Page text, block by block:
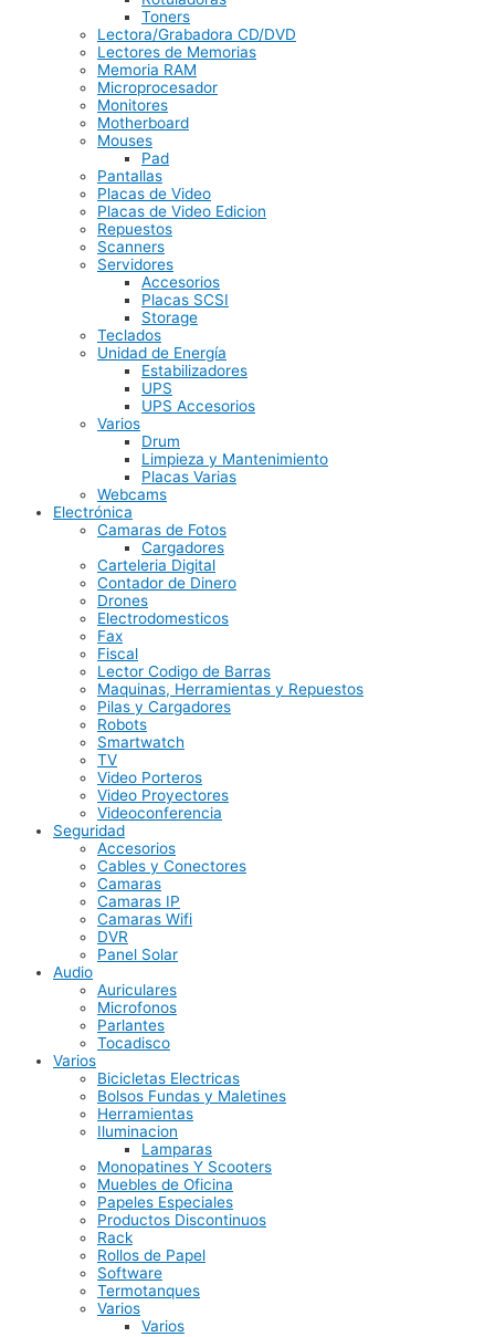
Toners
Lectora/Grabadora CD/DVD
Lectores de Memorias
Memoria RAM
Microprocesador
Monitores
Motherboard
Mouses
Pad
Pantallas
Placas de Video
Placas de Video Edicion
Repuestos
Scanners
Servidores
Accesorios
Placas SCSI
Storage
Teclados
Unidad de Energía
Estabilizadores
UPS
UPS Accesorios
Varios
Drum
Limpieza y Mantenimiento
Placas Varias
Webcams
Electrónica
Camaras de Fotos
Cargadores
Carteleria Digital
Contador de Dinero
Drones
Electrodomesticos
Fax
Fiscal
Lector Codigo de Barras
Maquinas, Herramientas y Repuestos
Pilas y Cargadores
Robots
Smartwatch
TV
Video Porteros
Video Proyectores
Videoconferencia
Seguridad
Accesorios
Cables y Conectores
Camaras
Camaras IP
Camaras Wifi
DVR
Panel Solar
Audio
Auriculares
Microfonos
Parlantes
Tocadisco
Varios
Bicicletas Electricas
Bolsos Fundas y Maletines
Herramientas
Iluminacion
Lamparas
Monopatines Y Scooters
Muebles de Oficina
Papeles Especiales
Productos Discontinuos
Rack
Rollos de Papel
Software
Termotanques
Varios
Varios